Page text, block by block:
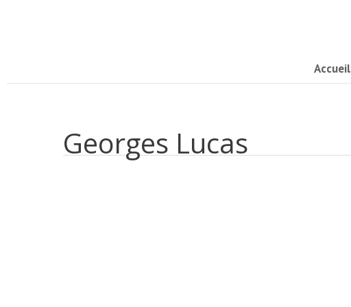
Accueil
Georges Lucas